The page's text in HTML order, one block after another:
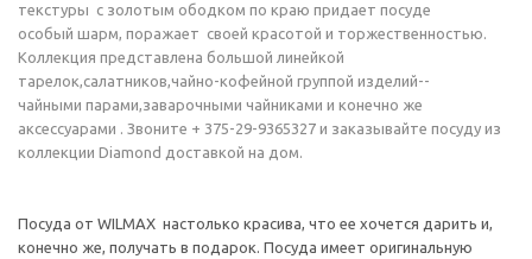
текстуры c золотым ободком по краю придает посуде
особый шарм, поражает своей красотой и торжественностью.
Коллекция представлена большой линейкой
тарелок,салатников,чайно-кофейной группой изделий--
чайными парами,заварочными чайниками и конечно же
аксессуарами . Звоните + 375-29-9365327 и заказывайте посуду из
коллекции Diamond доставкой на дом.
Посуда от WILMAX настолько красива, что ее хочется дарить и,
конечно же, получать в подарок. Посуда имеет оригинальную